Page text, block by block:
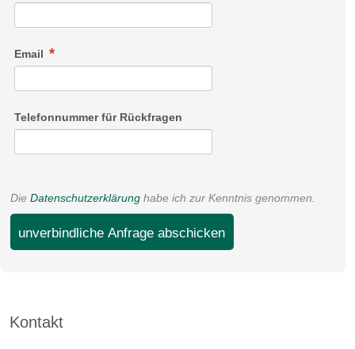
Email
Telefonnummer für Rückfragen
Die Datenschutzerklärung habe ich zur Kenntnis genommen.
unverbindliche Anfrage abschicken
Kontakt